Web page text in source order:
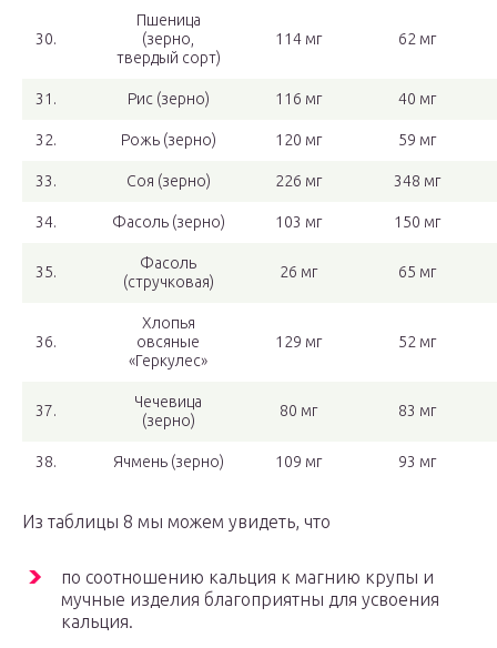
30.
Пшеница
(зерно,
твердый сорт)
114 мг 62 мг
31. Рис (зерно) 116 мг 40 мг
32. Рожь (зерно) 120 мг 59 мг
33. Соя (зерно) 226 мг 348 мг
34. Фасоль (зерно) 103 мг 150 мг
35.
Фасоль
(стручковая)
26 мг 65 мг
36.
Хлопья
овсяные
«Геркулес»
129 мг 52 мг
37.
Чечевица
(зерно)
80 мг 83 мг
38. Ячмень (зерно) 109 мг 93 мг
Из таблицы 8 мы можем увидеть, что
по соотношению кальция к магнию крупы и
мучные изделия благоприятны для усвоения
кальция.